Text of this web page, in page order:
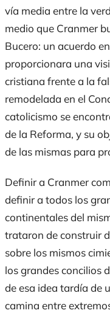
vía media entre la
medio que Cranmer
Bucero: un acuerdo
proporcionara una
cristiana frente a la
remodelada en el
catolicismo se
de la Reforma, y su
de las mismas para
Definir a Cranmer
definir a todos los
continentales del
trataron de construir
sobre los mismos
los grandes concilios
de esa idea tardía de
camina entre